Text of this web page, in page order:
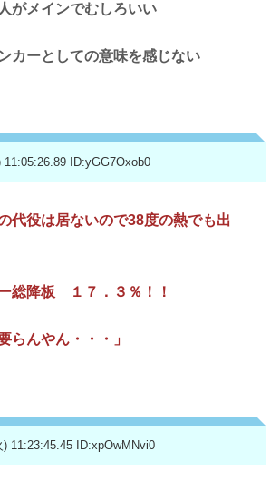
がメインでむしろいい
カーとしての意味を感じない
11:05:26.89 ID:yGG7Oxob0
代役は居ないので38度の熱でも出
総降板 １７．３％！！
らんやん・・・」
) 11:23:45.45 ID:xpOwMNvi0